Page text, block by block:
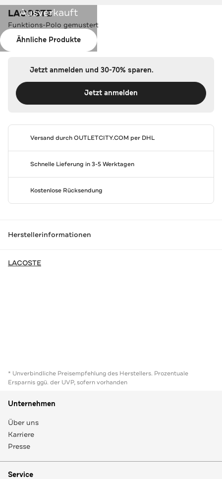
Ausverkauft
Ähnliche Produkte
LACOSTE
Funktions-Polo gemustert
Farbe:petrol-weiß
Jetzt anmelden und 30-70% sparen.
Jetzt anmelden
Versand durchOUTLETCITY.COM per DHL
Schnelle Lieferung in 3-5 Werktagen
Kostenlose Rücksendung
Herstellerinformationen
LACOSTE
* Unverbindliche Preisempfehlung des Herstellers. Prozentuale
Ersparnis ggü. der UVP, sofern vorhanden
Unternehmen
Über uns
Karriere
Presse
Service